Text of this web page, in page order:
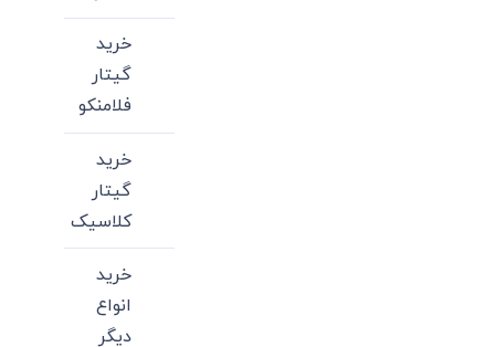
خرید
گیتار
فلامنکو
خرید
گیتار
کلاسیک
خرید
انواع
دیگر